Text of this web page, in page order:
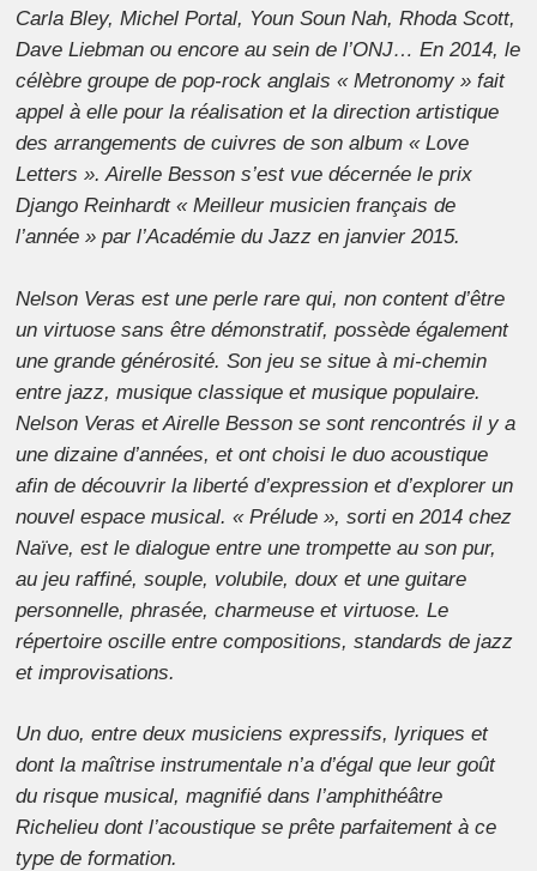
Carla Bley, Michel Portal, Youn Soun Nah, Rhoda Scott,
Dave Liebman ou encore au sein de l’ONJ… En 2014, le
célèbre groupe de pop-rock anglais « Metronomy » fait
appel à elle pour la réalisation et la direction artistique
des arrangements de cuivres de son album « Love
Letters ». Airelle Besson s’est vue décernée le prix
Django Reinhardt « Meilleur musicien français de
l’année » par l’Académie du Jazz en janvier 2015.
Nelson Veras est une perle rare qui, non content d’être
un virtuose sans être démonstratif, possède également
une grande générosité. Son jeu se situe à mi-chemin
entre jazz, musique classique et musique populaire.
Nelson Veras et Airelle Besson se sont rencontrés il y a
une dizaine d’années, et ont choisi le duo acoustique
afin de découvrir la liberté d’expression et d’explorer un
nouvel espace musical. « Prélude », sorti en 2014 chez
Naïve, est le dialogue entre une trompette au son pur,
au jeu raffiné, souple, volubile, doux et une guitare
personnelle, phrasée, charmeuse et virtuose. Le
répertoire oscille entre compositions, standards de jazz
et improvisations.
Un duo, entre deux musiciens expressifs, lyriques et
dont la maîtrise instrumentale n’a d’égal que leur goût
du risque musical, magnifié dans l’amphithéâtre
Richelieu dont l’acoustique se prête parfaitement à ce
type de formation.